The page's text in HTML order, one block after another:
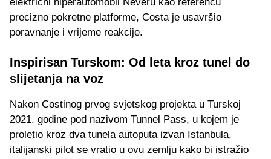
precizno pokretne platforme, Costa je usavršio
poravnanje i vrijeme reakcije.
Inspirisan Turskom: Od leta kroz tunel do
slijetanja na voz
Nakon Costinog prvog svjetskog projekta u Turskoj
2021. godine pod nazivom Tunnel Pass, u kojem je
proletio kroz dva tunela autoputa izvan Istanbula,
italijanski pilot se vratio u ovu zemlju kako bi istražio